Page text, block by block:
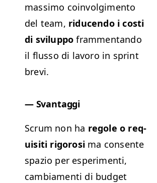
mas­si­mo coin­vol­gi­men­to
del team, riducen­do i costi
di svilup­pofram­men­tan­do
il flus­so di lavoro in sprint
brevi.
— Svan­tag­gi
Scrum non ha regole o req­
ui­si­ti rig­orosi ma con­sente
spazio per esper­i­men­ti,
cam­bi­a­men­ti di bud­get